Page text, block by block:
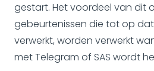
gestart. Het voordeel van dit
gebeurtenissen die tot op
verwerkt, worden verwerkt
met Telegram of SAS wordt